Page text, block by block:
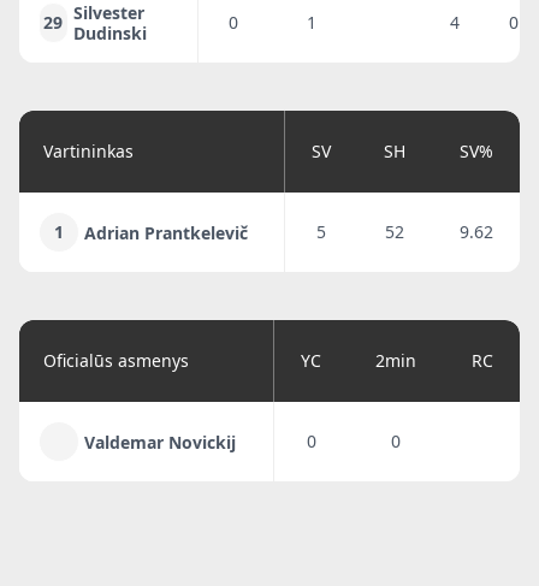
29 Silvester
Dudinski
0 1 4 0
Vartininkas SV SH SV%
1 Adrian Prantkelevič 5 52 9.62
Oficialūs asmenys YC 2min RC
Valdemar Novickij 0 0